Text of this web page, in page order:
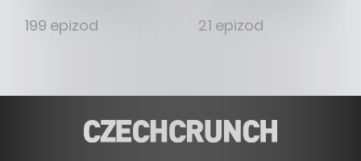
199 epizod 21 epizod